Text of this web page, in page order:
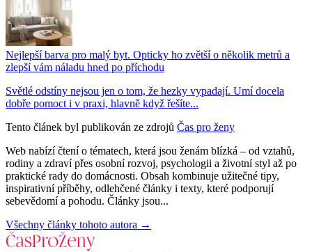
Nejlepší barva pro malý byt. Opticky ho zvětší o několik metrů a
zlepší vám náladu hned po příchodu
Světlé odstíny nejsou jen o tom, že hezky vypadají. Umí docela
dobře pomoct i v praxi, hlavně když řešíte...
Tento článek byl publikován ze zdrojů Čas pro ženy
Web nabízí čtení o tématech, která jsou ženám blízká – od vztahů,
rodiny a zdraví přes osobní rozvoj, psychologii a životní styl až po
praktické rady do domácnosti. Obsah kombinuje užitečné tipy,
inspirativní příběhy, odlehčené články i texty, které podporují
sebevědomí a pohodu. Články jsou...
Všechny články tohoto autora →